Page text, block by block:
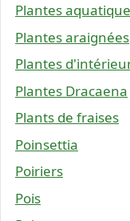
Plantes
Plantes araignées
Plantes
Plantes Dracaena
Plants de fraises
Poinsettia
Poiriers
Pois